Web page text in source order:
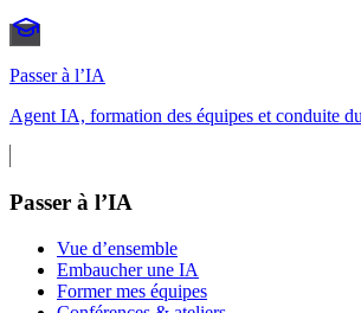
Passer à l’IA
Agent IA, formation des équipes et conduite
Passer à l’IA
Vue d’ensemble
Embaucher une IA
Former mes équipes